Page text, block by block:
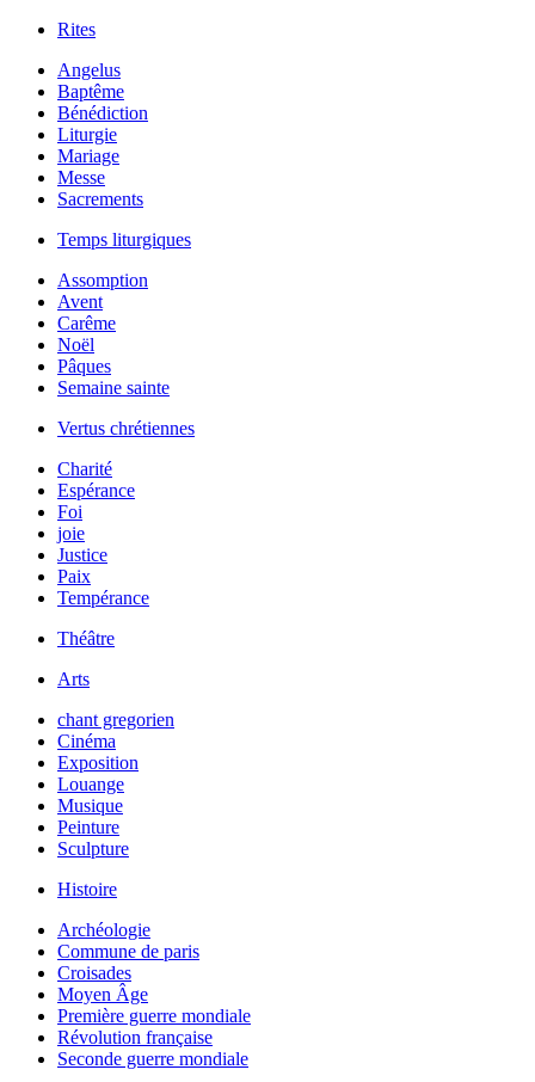
Rites
Angelus
Baptême
Bénédiction
Liturgie
Mariage
Messe
Sacrements
Temps liturgiques
Assomption
Avent
Carême
Noël
Pâques
Semaine sainte
Vertus chrétiennes
Charité
Espérance
Foi
joie
Justice
Paix
Tempérance
Théâtre
Arts
chant gregorien
Cinéma
Exposition
Louange
Musique
Peinture
Sculpture
Histoire
Archéologie
Commune de paris
Croisades
Moyen Âge
Première guerre mondiale
Révolution française
Seconde guerre mondiale